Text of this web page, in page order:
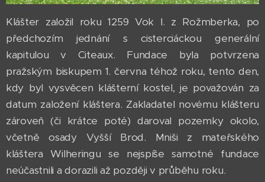
Klášter založil roku 1259 Vok I. z Rožmberka, po
předchozím jednání s cisterciáckou generální
kapitulou v Citeaux. Fundace byla potvrzena
pražským biskupem 1. června téhož roku, tento den,
kdy byl vysvěcen klášterní kostel, je považován za
datum založení kláštera. Zakladatel novému klášteru
zároveň (či krátce poté) daroval pozemky okolo,
včetně osady Vyšší Brod. Mniši z mateřského
kláštera Wilheringu se nejspíše samotné fundace
neúčastnili a dorazili až později v průběhu roku.